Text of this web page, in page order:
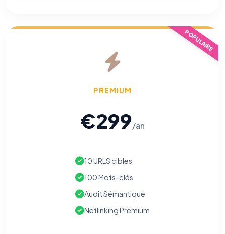
POPULAIRE
PREMIUM
€299/an
10 URLS cibles
100 Mots-clés
Audit Sémantique
Netlinking Premium